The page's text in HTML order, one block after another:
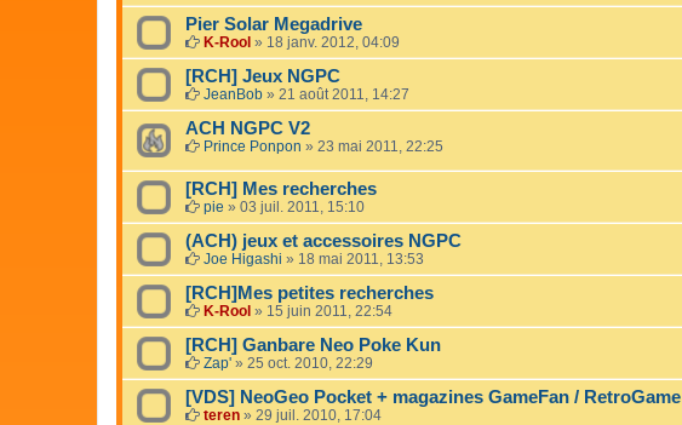
Pier Solar Megadrive
K-Rool » 18 janv. 2012, 04:09
[RCH] Jeux NGPC
JeanBob » 21 août 2011, 14:27
ACH NGPC V2
Prince Ponpon » 23 mai 2011, 22:25
[RCH] Mes recherches
pie » 03 juil. 2011, 15:10
(ACH) jeux et accessoires NGPC
Joe Higashi » 18 mai 2011, 13:53
[RCH]Mes petites recherches
K-Rool » 15 juin 2011, 22:54
[RCH] Ganbare Neo Poke Kun
Zap' » 25 oct. 2010, 22:29
[VDS] NeoGeo Pocket + magazines GameFan / RetroGame
teren » 29 juil. 2010, 17:04